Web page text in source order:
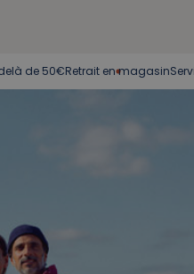
Retrait en magasinService client